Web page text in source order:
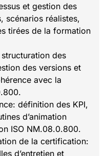
et gestion des
scénarios réalistes,
tirées de la formation
des
des versions et
avec la
définition des KPI,
d’animation
ISO NM.08.0.800.
de la certification:
d’entretien et